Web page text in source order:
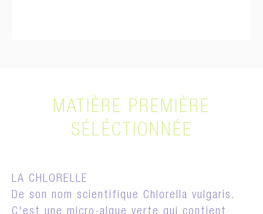
MATIÈRE PREMIÈRE
SÉLÉCTIONNÉE
LA CHLORELLE
De son nom scientifique Chlorella vulgaris.